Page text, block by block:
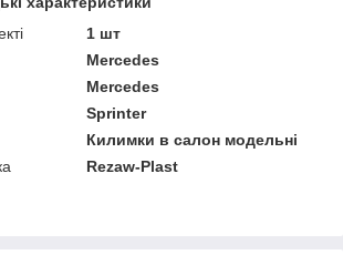
1 шт
Mercedes
Mercedes
Sprinter
Килимки в салон модельні
Rezaw-Plast